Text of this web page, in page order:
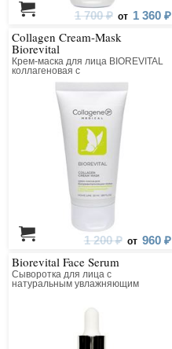
1 700 ₽ от 1 360 ₽
Collagen Cream-Mask
Biorevital
Крем-маска для лица BIOREVITAL
коллагеновая с
восстанавливающим комплексом
1 200 ₽ от 960 ₽
Biorevital Face Serum
Сыворотка для лица с
натуральным увлажняющим